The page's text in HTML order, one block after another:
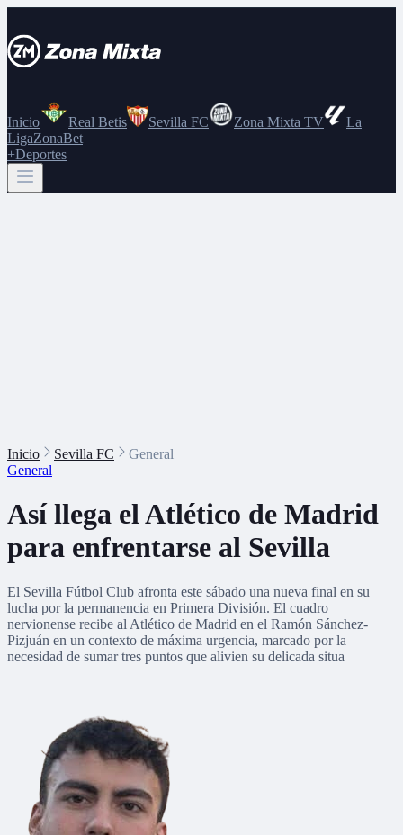
Inicio Real Betis Sevilla FC Zona Mixta TV
La
LigaZonaBet
+Deportes
Inicio Sevilla FC
General
General
Así llega el Atlético de Madrid
para enfrentarse al Sevilla
El Sevilla Fútbol Club afronta este sábado una nueva final en su
lucha por la permanencia en Primera División. El cuadro
nervionense recibe al Atlético de Madrid en el Ramón Sánchez-
Pizjuán en un contexto de máxima urgencia, marcado por la
necesidad de sumar tres puntos que alivien su delicada situa